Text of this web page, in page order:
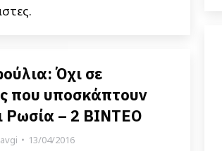
Όχι σε
που υποσκάπτουν
Ρωσία – 2 ΒΙΝΤΕΟ
13/04/2016